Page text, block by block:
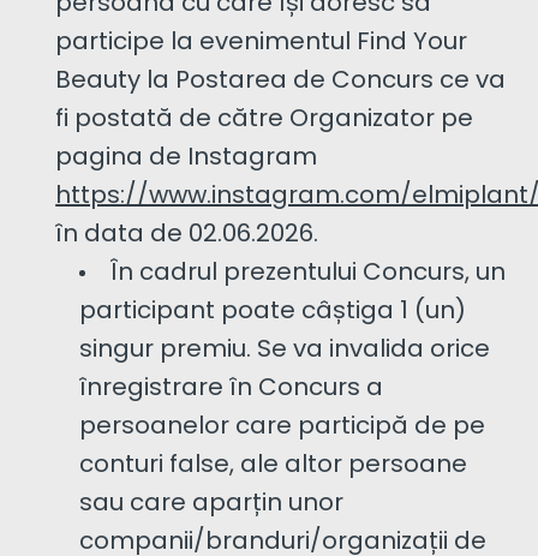
participe la evenimentul Find Your
Beauty la Postarea de Concurs ce va
fi postată de către Organizator pe
pagina de Instagram
https://www.instagram.com/
în data de 02.06.2026.
În cadrul prezentului Concurs, un
participant poate câștiga 1 (un)
singur premiu. Se va invalida orice
înregistrare în Concurs a
persoanelor care participă de pe
conturi false, ale altor persoane
sau care aparțin unor
companii/branduri/organizații de